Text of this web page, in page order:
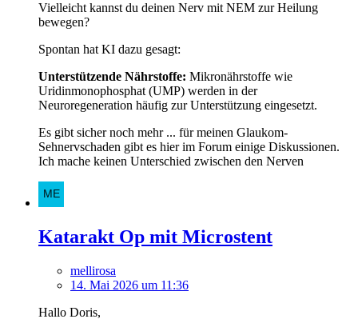
Vielleicht kannst du deinen Nerv mit NEM zur Heilung
bewegen?
Spontan hat KI dazu gesagt:
Unterstützende Nährstoffe: Mikronährstoffe wie
Uridinmonophosphat (UMP) werden in der
Neuroregeneration häufig zur Unterstützung eingesetzt.
Es gibt sicher noch mehr ... für meinen Glaukom-
Sehnervschaden gibt es hier im Forum einige Diskussionen.
Ich mache keinen Unterschied zwischen den Nerven
Katarakt Op mit Microstent
mellirosa
14. Mai 2026 um 11:36
Hallo Doris,